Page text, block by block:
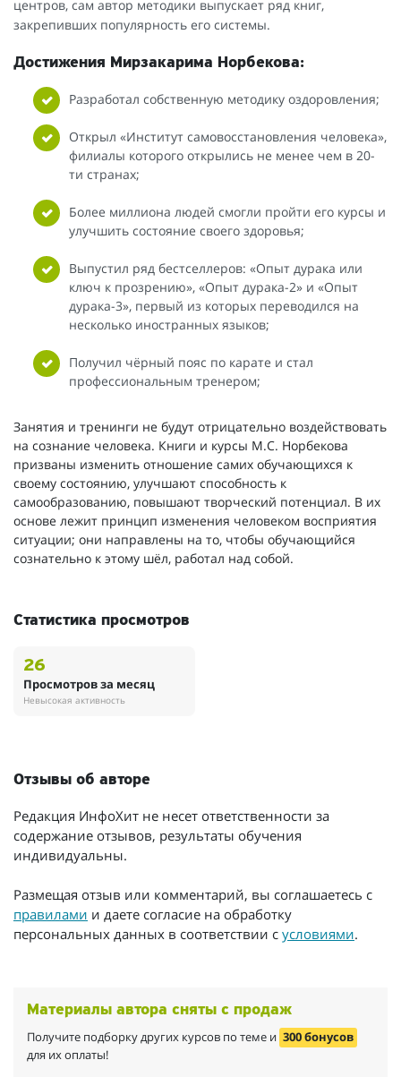
центров, сам автор методики выпускает ряд книг,
закрепивших популярность его системы.
Достижения Мирзакарима Норбекова:
Разработал собственную методику оздоровления;
Открыл «Институт самовосстановления человека»,
филиалы которого открылись не менее чем в 20-
ти странах;
Более миллиона людей смогли пройти его курсы и
улучшить состояние своего здоровья;
Выпустил ряд бестселлеров: «Опыт дурака или
ключ к прозрению», «Опыт дурака-2» и «Опыт
дурака-3», первый из которых переводился на
несколько иностранных языков;
Получил чёрный пояс по карате и стал
профессиональным тренером;
Занятия и тренинги не будут отрицательно воздействовать
на сознание человека. Книги и курсы М.С. Норбекова
призваны изменить отношение самих обучающихся к
своему состоянию, улучшают способность к
самообразованию, повышают творческий потенциал. В их
основе лежит принцип изменения человеком восприятия
ситуации; они направлены на то, чтобы обучающийся
сознательно к этому шёл, работал над собой.
Статистика просмотров
26
Просмотров за месяц
Невысокая активность
Отзывы об авторе
Редакция ИнфоХит не несет ответственности за
содержание отзывов, результаты обучения
индивидуальны.
Размещая отзыв или комментарий, вы соглашаетесь с
правилами и даете согласие на обработку
персональных данных в соответствии с условиями.
Материалы автора сняты с продаж
Получите подборку других курсов по теме и 300 бонусов
для их оплаты!